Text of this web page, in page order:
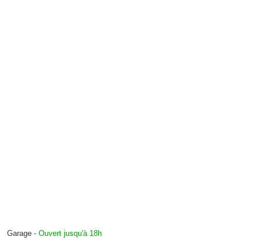
Garage - Ouvert jusqu'à 18h